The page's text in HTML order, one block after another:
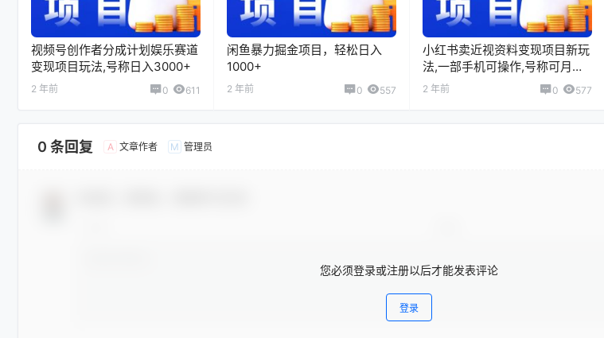
视频号创作者分成计划娱乐赛道
变现项目玩法,号称日入3000+
2 年前 0 611
闲鱼暴力掘金项目，轻松日入
1000+
2 年前 0 557
小红书卖近视资料变现项目新玩
法,一部手机可操作,号称可月入
过万
2 年前 0 577
0 条回复 A 文章作者 M 管理员
您必须登录或注册以后才能发表评论
登录